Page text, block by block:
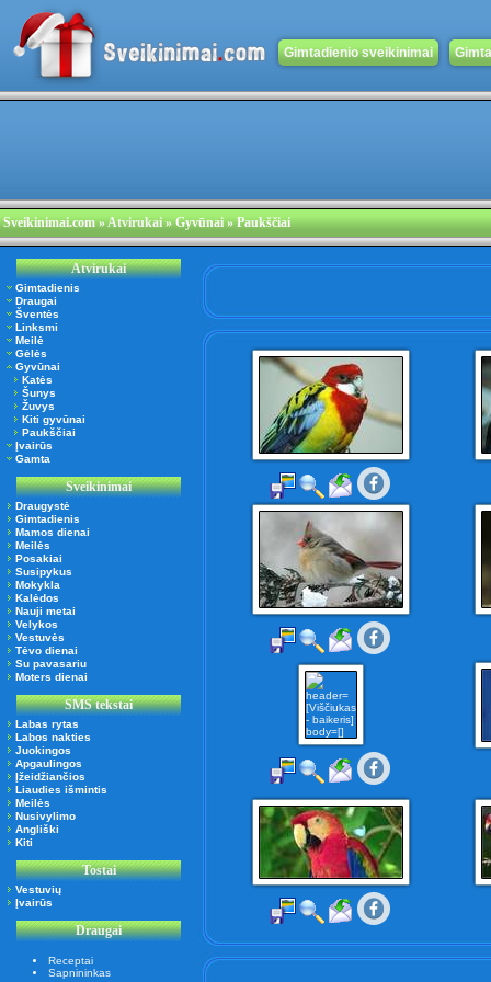
Gimtadienio sveikinimai
Sveikinimai.com»Atvirukai» Gyvūnai » Paukščiai
Atvirukai
Gimtadienis
Draugai
Šventės
Linksmi
Meilė
Gėlės
Gyvūnai
Katės
Šunys
Žuvys
Kiti gyvūnai
Paukščiai
Įvairūs
Gamta
Sveikinimai
Draugystė
Gimtadienis
Mamos dienai
Meilės
Posakiai
Susipykus
Mokykla
Kalėdos
Nauji metai
Velykos
Vestuvės
Tėvo dienai
Su pavasariu
Moters dienai
SMS tekstai
Labas rytas
Labos nakties
Juokingos
Apgaulingos
Įžeidžiančios
Liaudies išmintis
Meilės
Nusivylimo
Angliški
Kiti
Tostai
Vestuvių
Įvairūs
Draugai
Receptai
Sapnininkas